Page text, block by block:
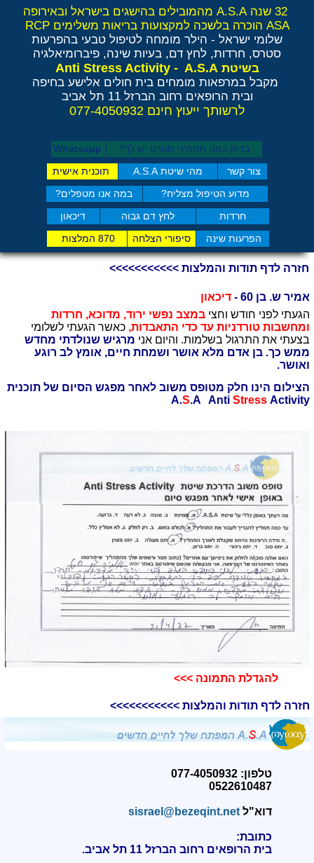
צור קשר מהי שיטת A.S.A תוכנית אישית
חרדות לחץ דם גבוה דיכאון
מדוע הטיפול מצליח? במה אנו מטפלים?
הפרעות שינה סיפורי הצלחה 870 המלצות
בדוק כמה תסמיני סט​רס יש לך? Whatsapp
32 שנה A.S.A מהמובילים בהישגים בישראל ובאירופה
ASA הוכרה בלשכה למקצועות בריאות משלימים RCP
שלומי ישראל - הילר מומחה לטיפול טבעי בהפרעות
סטרס, חרדות, לחץ דם, בעיות שינה, פיברומיאלגיה
בשיטת Anti Stress Activity - A.S.A
מקבל במרפאות מומחים בית חולים אלישע בחיפה
ובית הרופאים רחוב הברזל 11 תל אביב
לרשותך ייעוץ חינם 077-4050932
אמיר ש. בן 60 -
דיכאון
הגעתי לפני חודש וחציבמצב נפשי ירוד, מדוכא, חרדות
ומחשבות טורדניות עד כדי התאבדות, כאשר הגעתי לשלומי
בצעתי את התרגול בשלמות. והיום אני מרגיש שנולדתי מחדש
ממש כך. בן אדם מלא אושר ושמחת חיים, אומץ לב רוגע
ואושר.
הצילום הינו חלק מטופס משוב לאחר מפגש הסיום של תוכנית
A.S.A Anti StressActivity
חזרה לדף תודות והמלצות >>>>>>>>>>>
חזרה לדף תודות והמלצות >>>>>>>>>>>
להגדלת התמונה >>>
טלפון: 077-4050932
0522610487
דוא"לsisrael@bezeqint.net
כתובת:
בית הרופאים רחוב הברזל 11 תל אביב.